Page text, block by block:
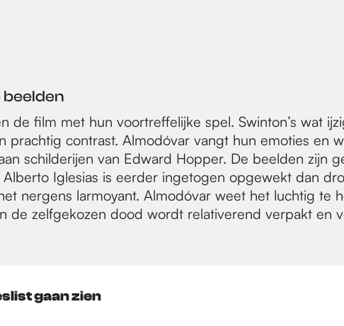
de film met hun voortreffelijke spel. Swinton’s wat
prachtig contrast. Almodóvar vangt hun emoties en
schilderijen van Edward Hopper. De beelden zijn
Iglesias is eerder ingetogen opgewekt dan
nergens larmoyant. Almodóvar weet het luchtig te
de zelfgekozen dood wordt relativerend verpakt en
gaan zien